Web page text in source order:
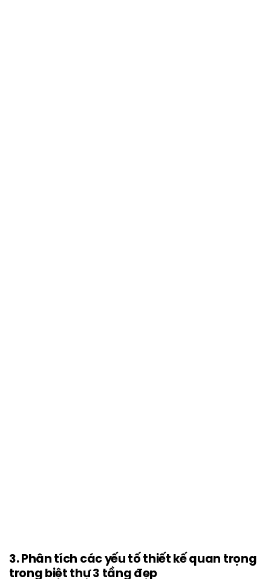
3. Phân tích các yếu tố thiết kế quan trọng
trong biệt thự 3 tầng đẹp